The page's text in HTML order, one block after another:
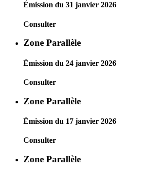
Émission du 31 janvier 2026
Consulter
Zone Parallèle
Émission du 24 janvier 2026
Consulter
Zone Parallèle
Émission du 17 janvier 2026
Consulter
Zone Parallèle